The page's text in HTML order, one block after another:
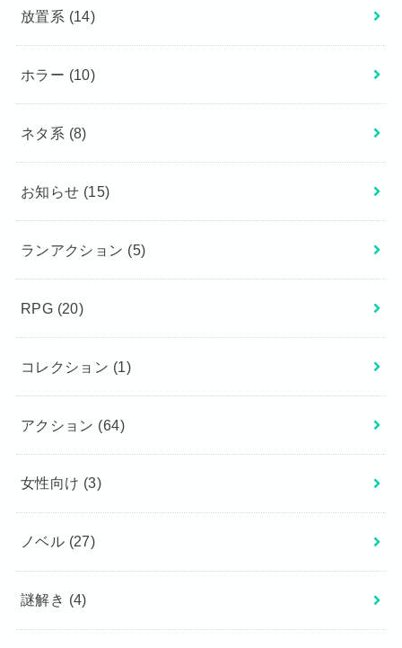
放置系 (14)
ホラー (10)
ネタ系 (8)
お知らせ (15)
ランアクション (5)
RPG (20)
コレクション (1)
アクション (64)
女性向け (3)
ノベル (27)
謎解き (4)